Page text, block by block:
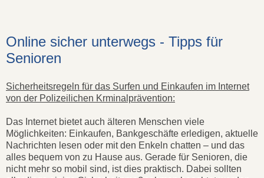
Online sicher unterwegs - Tipps für
Senioren
Sicherheitsregeln für das Surfen und Einkaufen im Internet
von der Polizeilichen Krminalprävention:
Das Internet bietet auch älteren Menschen viele
Möglichkeiten: Einkaufen, Bankgeschäfte erledigen, aktuelle
Nachrichten lesen oder mit den Enkeln chatten – und das
alles bequem von zu Hause aus. Gerade für Senioren, die
nicht mehr so mobil sind, ist dies praktisch. Dabei sollten